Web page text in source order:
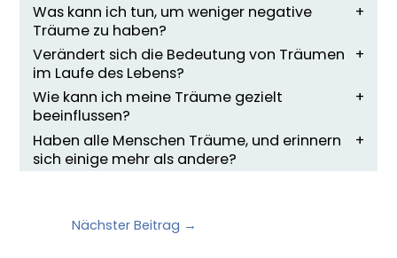
Was kann ich tun, um weniger negative
Träume zu haben?
Verändert sich die Bedeutung von Träumen
im Laufe des Lebens?
Wie kann ich meine Träume gezielt
beeinflussen?
Haben alle Menschen Träume, und erinnern
sich einige mehr als andere?
Nächster Beitrag →